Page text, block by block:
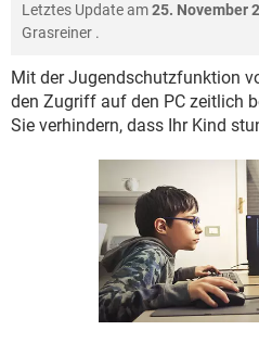
WHATSAPP
WINDOWS 10
WHATSAPP
FACEBOOK
SPIELE
WINDOWS 10
WHATSAPP
LEXIKON
SPIELE
ANDROID
Letztes Update am25. November
Grasreiner .
Mit der Jugendschutzfunktion
den Zugriff auf den PC zeitlich
Sie verhindern, dass Ihr Kind